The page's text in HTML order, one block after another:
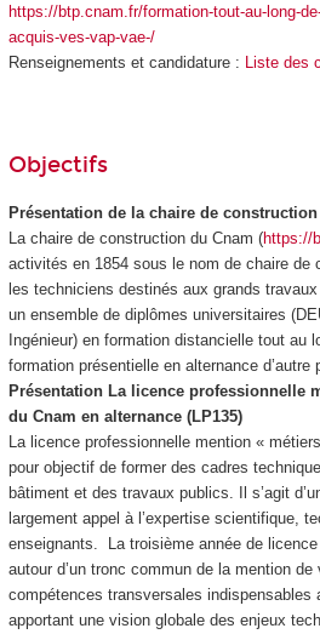
https://btp.cnam.fr/formation-tout-au-long-
acquis-ves-vap-vae-/
Renseignements et candidature :
Liste des
Objectifs
Présentation de la chaire de
La chaire de construction du Cnam (https://
activités en 1854 sous le nom de chaire de
les techniciens destinés aux grands
un ensemble de diplômes universitaires
Ingénieur) en formation distancielle tout au
formation présentielle en alternanced’autre
Présentation La licence professionnelle
du Cnam en alternance(LP135)
La licence professionnelle mention «
pour objectif de former des cadres
bâtiment et des travaux publics. Il s’agit
largement appel à l’expertise scientifique,
enseignants. La troisième année de licence
autour d’un tronc commun de la mention
compétences transversales indispensables
apportant une vision globale des enjeux